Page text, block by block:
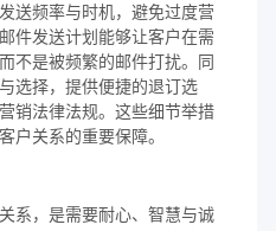
送频率与时机，避免过度营
件发送计划能够让客户在需
不是被频繁的邮件打扰。同
选择，提供便捷的退订选
销法律法规。这些细节举措
户关系的重要保障。
系，是需要耐心、智慧与诚